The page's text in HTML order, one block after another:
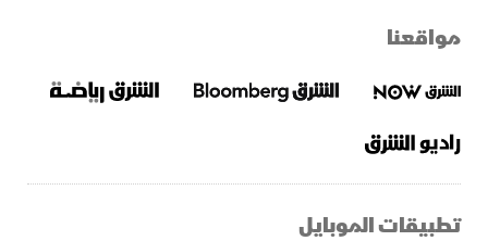
مواقعنا
تطبيقات الموبايل